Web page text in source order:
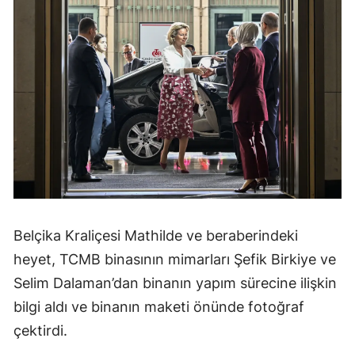
Belçika Kraliçesi Mathilde ve beraberindeki
heyet, TCMB binasının mimarları Şefik Birkiye ve
Selim Dalaman’dan binanın yapım sürecine ilişkin
bilgi aldı ve binanın maketi önünde fotoğraf
çektirdi.